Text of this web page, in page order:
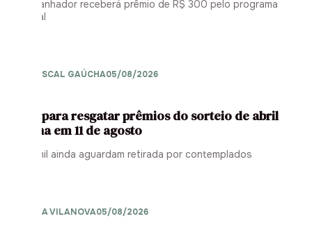
Cada ganhador receberá prêmio de R$ 300 pelo programa
estadual
NOTA FISCAL GAÚCHA05/08/2026
Prazo para resgatar prêmios do sorteio de abril
termina em 11 de agosto
R$ 28 mil ainda aguardam retirada por contemplados
FAZENDA VILANOVA05/08/2026